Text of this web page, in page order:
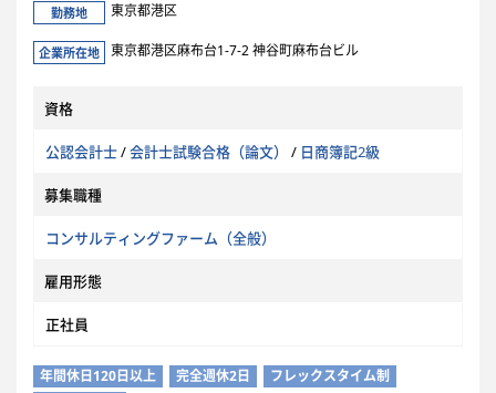
勤務地 東京都港区
企業所在地 東京都港区麻布台1-7-2 神谷町麻布台ビル
資格
公認会計士/会計士試験合格（論文） / 日商簿記2級
募集職種
コンサルティングファーム（全般）
雇用形態
正社員
年間休日120日以上 完全週休2日
フレックスタイム制